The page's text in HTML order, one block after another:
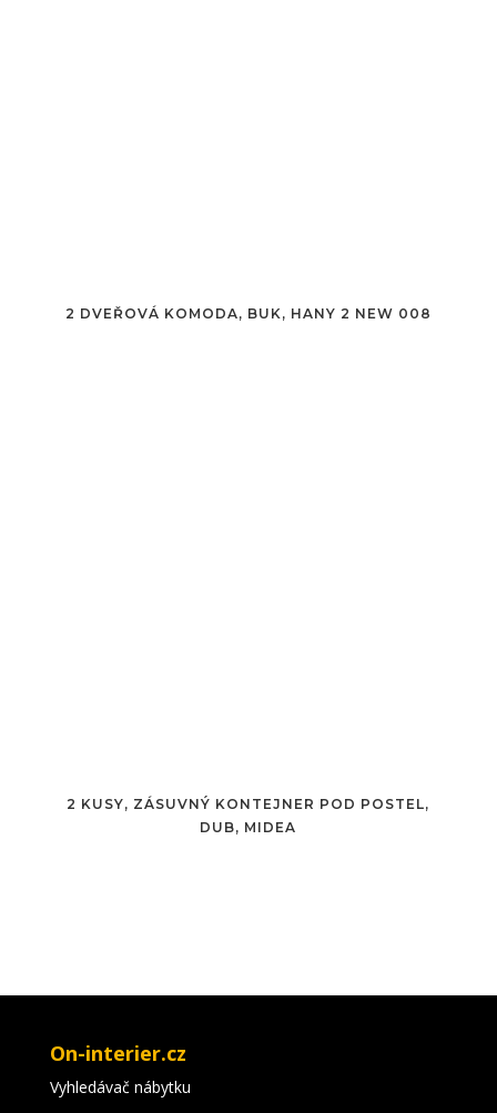
2 DVEŘOVÁ KOMODA, BUK, HANY 2 NEW 008
2 KUSY, ZÁSUVNÝ KONTEJNER POD POSTEL,
DUB, MIDEA
On-interier.cz
Vyhledávač nábytku